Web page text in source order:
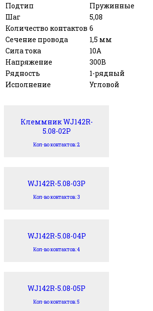
Подтип
Пружинные
Шаг
5,08
Количество контактов 6
Сечение провода
1,5 мм
Сила тока
10А
Напряжение
300В
Рядность
1-рядный
Исполнение
Угловой
Клеммник WJ142R-
5.08-02P
Кол-во контактов: 2
WJ142R-5.08-03P
Кол-во контактов: 3
WJ142R-5.08-04P
Кол-во контактов: 4
WJ142R-5.08-05P
Кол-во контактов: 5